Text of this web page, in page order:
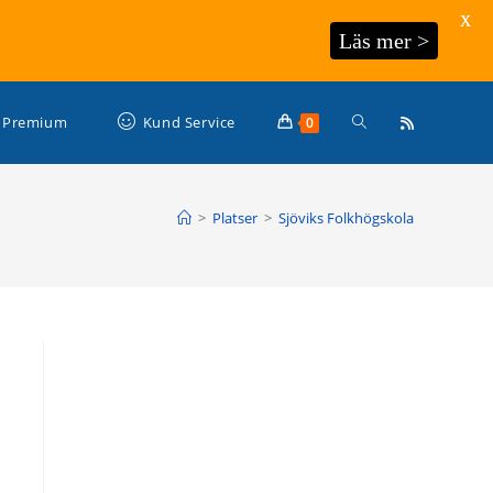
Premium Kund Service 0 Slå
> Platser > Sjöviks Folkhögskola
Läs mer >
X